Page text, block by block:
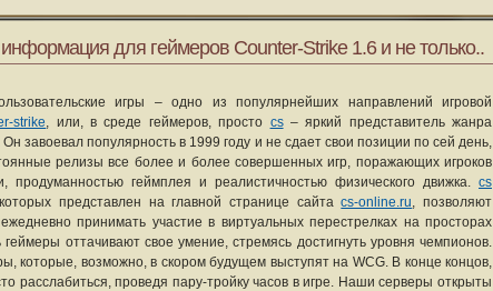
для геймеров Counter-Strike 1.6 и не только..
игры – одно из популярнейших направлений игровой
strike, или, в среде геймеров, просто cs– яркий представитель жанра
завоевал популярность в 1999 году и не сдает свои позиции по сей день,
релизы все более и более совершенных игр, поражающих игроков
продуманностью геймплея и реалистичностью физического движка. cs
представлен на главной странице сайтаcs-online.ru, позволяют
принимать участие в виртуальных перестрелках на просторах
геймеры оттачивают свое умение, стремясь достигнуть уровня чемпионов.
которые, возможно, в скором будущем выступят на WCG. В конце концов,
расслабиться, проведя пару-тройку часов в игре. Наши серверы открыты